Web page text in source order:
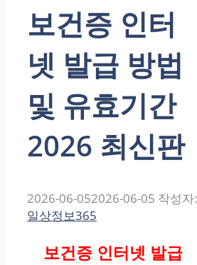
보건증 인터
넷 발급 방법
및 유효기간
2026 최신판
2026-06-052026-06-05 작성자:
일상정보365
보건증 인터넷 발급